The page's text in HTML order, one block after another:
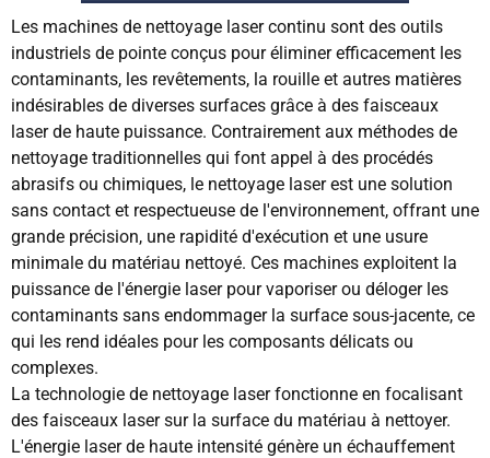
Les machines de nettoyage laser continu sont des outils
industriels de pointe conçus pour éliminer efficacement les
contaminants, les revêtements, la rouille et autres matières
indésirables de diverses surfaces grâce à des faisceaux
laser de haute puissance. Contrairement aux méthodes de
nettoyage traditionnelles qui font appel à des procédés
abrasifs ou chimiques, le nettoyage laser est une solution
sans contact et respectueuse de l'environnement, offrant une
grande précision, une rapidité d'exécution et une usure
minimale du matériau nettoyé. Ces machines exploitent la
puissance de l'énergie laser pour vaporiser ou déloger les
contaminants sans endommager la surface sous-jacente, ce
qui les rend idéales pour les composants délicats ou
complexes.
La technologie de nettoyage laser fonctionne en focalisant
des faisceaux laser sur la surface du matériau à nettoyer.
L'énergie laser de haute intensité génère un échauffement